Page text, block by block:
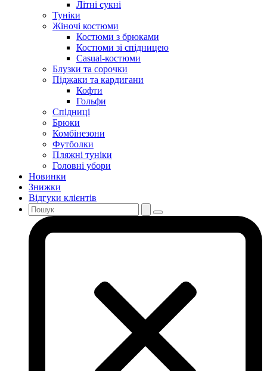
Літні сукні
Туніки
Жіночі костюми
Костюми з брюками
Костюми зі спідницею
Casual-костюми
Блузки та сорочки
Піджаки та кардигани
Кофти
Гольфи
Спідниці
Брюки
Комбінезони
Футболки
Пляжні туніки
Головні убори
Новинки
Знижки
Відгуки клієнтів